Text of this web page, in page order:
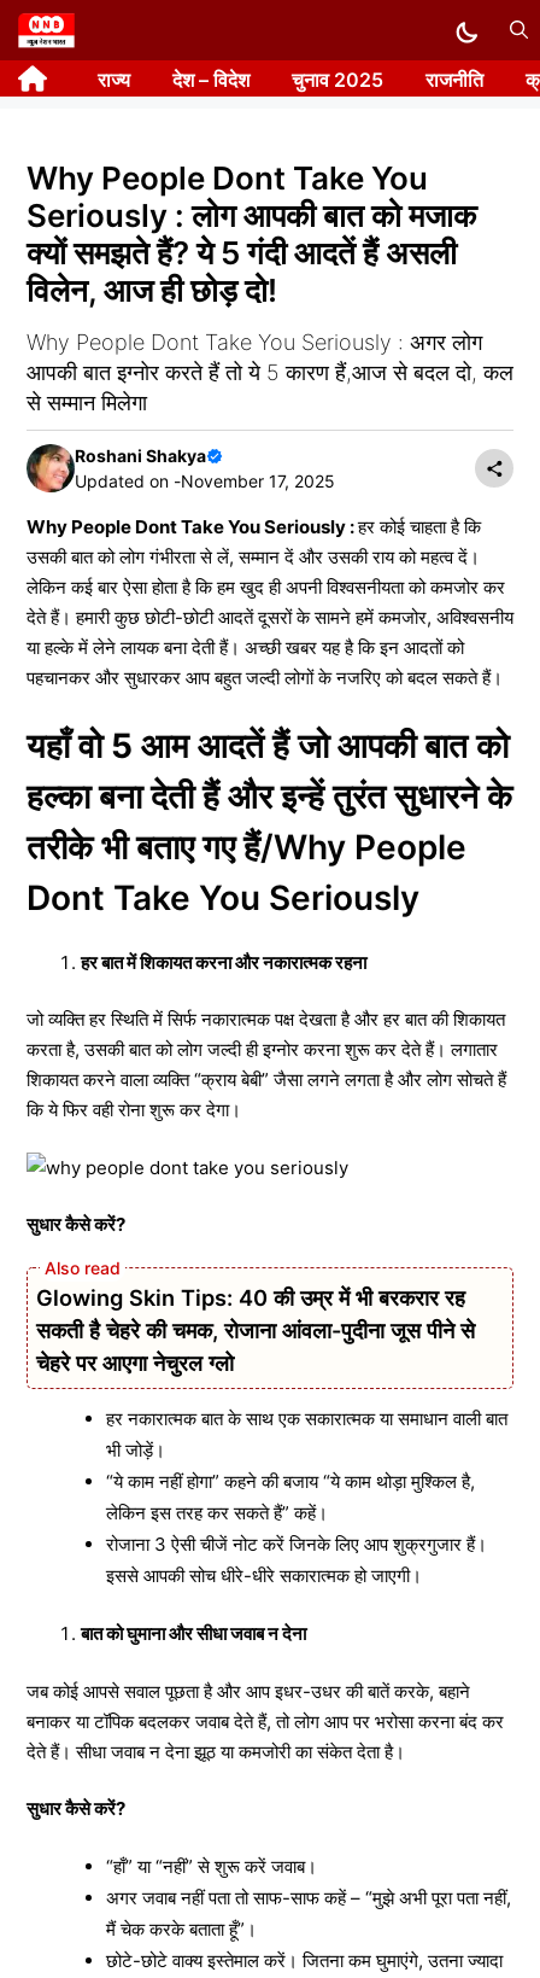
Skip
to
content राज्य देश – विदेश चुनाव 2025 राजनीति
Why People Dont Take You
Seriously : लोग आपकी बात को मजाक
क्यों समझते हैं? ये 5 गंदी आदतें हैं असली
विलेन, आज ही छोड़ दो!
Why People Dont Take You Seriously : अगर लोग
आपकी बात इग्नोर करते हैं तो ये 5 कारण हैं,आज से बदल दो, कल
से सम्मान मिलेगा
Roshani Shakya
Updated on -November 17, 2025
Why People Dont Take You Seriously :हर कोई चाहता है कि
उसकी बात को लोग गंभीरता से लें, सम्मान दें और उसकी राय को महत्व दें।
लेकिन कई बार ऐसा होता है कि हम खुद ही अपनी विश्वसनीयता को कमजोर कर
देते हैं। हमारी कुछ छोटी-छोटी आदतें दूसरों के सामने हमें कमजोर, अविश्वसनीय
या हल्के में लेने लायक बना देती हैं। अच्छी खबर यह है कि इन आदतों को
पहचानकर और सुधारकर आप बहुत जल्दी लोगों के नजरिए को बदल सकते हैं।
यहाँ वो 5 आम आदतें हैं जो आपकी बात को
हल्का बना देती हैं और इन्हें तुरंत सुधारने के
तरीके भी बताए गए हैं/Why People
Dont Take You Seriously
हर बात में शिकायत करना और नकारात्मक रहना
जो व्यक्ति हर स्थिति में सिर्फ नकारात्मक पक्ष देखता है और हर बात की शिकायत
करता है, उसकी बात को लोग जल्दी ही इग्नोर करना शुरू कर देते हैं। लगातार
शिकायत करने वाला व्यक्ति “क्राय बेबी” जैसा लगने लगता है और लोग सोचते हैं
कि ये फिर वही रोना शुरू कर देगा।
सुधार कैसे करें?
Glowing Skin Tips: 40 की उम्र में भी बरकरार रह
सकती है चेहरे की चमक, रोजाना आंवला-पुदीना जूस पीने से
चेहरे पर आएगा नेचुरल ग्लो
हर नकारात्मक बात के साथ एक सकारात्मक या समाधान वाली बात
भी जोड़ें।
“ये काम नहीं होगा” कहने की बजाय “ये काम थोड़ा मुश्किल है,
लेकिन इस तरह कर सकते हैं” कहें।
रोजाना 3 ऐसी चीजें नोट करें जिनके लिए आप शुक्रगुजार हैं।
इससे आपकी सोच धीरे-धीरे सकारात्मक हो जाएगी।
बात को घुमाना और सीधा जवाब न देना
जब कोई आपसे सवाल पूछता है और आप इधर-उधर की बातें करके, बहाने
बनाकर या टॉपिक बदलकर जवाब देते हैं, तो लोग आप पर भरोसा करना बंद कर
देते हैं। सीधा जवाब न देना झूठ या कमजोरी का संकेत देता है।
सुधार कैसे करें?
“हाँ” या “नहीं” से शुरू करें जवाब।
अगर जवाब नहीं पता तो साफ-साफ कहें – “मुझे अभी पूरा पता नहीं,
मैं चेक करके बताता हूँ”।
छोटे-छोटे वाक्य इस्तेमाल करें। जितना कम घुमाएंगे, उतना ज्यादा